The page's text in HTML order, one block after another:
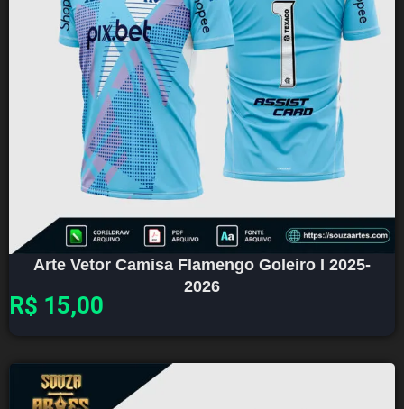
Arte Vetor Camisa Flamengo Goleiro I 2025-
2026
R$ 15,00